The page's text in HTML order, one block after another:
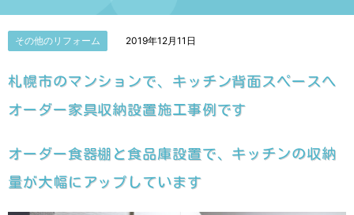
タ
その他のリフォーム 2019年12月11日
札幌市のマンションで、キッチン背面スペースへ
オーダー家具収納設置施工事例です
オーダー食器棚と食品庫設置で、キッチンの収納
量が大幅にアップしています